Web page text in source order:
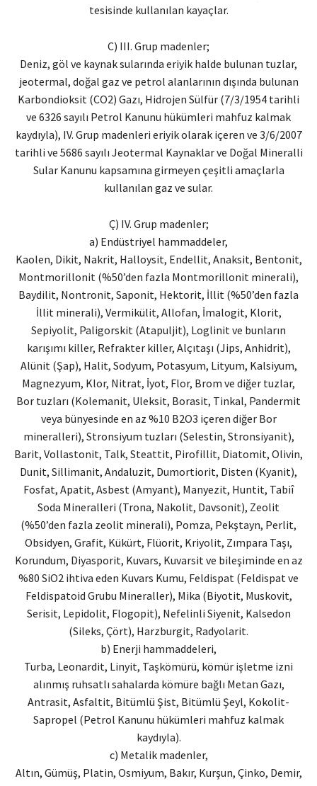
tesisinde kullanılan kayaçlar.
C) III. Grup madenler;
Deniz, göl ve kaynak sularında eriyik halde bulunan tuzlar,
jeotermal, doğal gaz ve petrol alanlarının dışında bulunan
Karbondioksit (CO2) Gazı, Hidrojen Sülfür (7/3/1954 tarihli
ve 6326 sayılı Petrol Kanunu hükümleri mahfuz kalmak
kaydıyla), IV. Grup madenleri eriyik olarak içeren ve 3/6/2007
tarihli ve 5686 sayılı Jeotermal Kaynaklar ve Doğal Mineralli
Sular Kanunu kapsamına girmeyen çeşitli amaçlarla
kullanılan gaz ve sular.
Ç) IV. Grup madenler;
a) Endüstriyel hammaddeler,
Kaolen, Dikit, Nakrit, Halloysit, Endellit, Anaksit, Bentonit,
Montmorillonit (%50’den fazla Montmorillonit minerali),
Baydilit, Nontronit, Saponit, Hektorit, İllit (%50’den fazla
İllit minerali), Vermikülit, Allofan, İmalogit, Klorit,
Sepiyolit, Paligorskit (Atapuljit), Loglinit ve bunların
karışımı killer, Refrakter killer, Alçıtaşı (Jips, Anhidrit),
Alünit (Şap), Halit, Sodyum, Potasyum, Lityum, Kalsiyum,
Magnezyum, Klor, Nitrat, İyot, Flor, Brom ve diğer tuzlar,
Bor tuzları (Kolemanit, Uleksit, Borasit, Tinkal, Pandermit
veya bünyesinde en az %10 B2O3 içeren diğer Bor
mineralleri), Stronsiyum tuzları (Selestin, Stronsiyanit),
Barit, Vollastonit, Talk, Steattit, Pirofillit, Diatomit, Olivin,
Dunit, Sillimanit, Andaluzit, Dumortiorit, Disten (Kyanit),
Fosfat, Apatit, Asbest (Amyant), Manyezit, Huntit, Tabiî
Soda Mineralleri (Trona, Nakolit, Davsonit), Zeolit
(%50’den fazla zeolit minerali), Pomza, Pekştayn, Perlit,
Obsidyen, Grafit, Kükürt, Flüorit, Kriyolit, Zımpara Taşı,
Korundum, Diyasporit, Kuvars, Kuvarsit ve bileşiminde en az
%80 SiO2 ihtiva eden Kuvars Kumu, Feldispat (Feldispat ve
Feldispatoid Grubu Mineraller), Mika (Biyotit, Muskovit,
Serisit, Lepidolit, Flogopit), Nefelinli Siyenit, Kalsedon
(Sileks, Çört), Harzburgit, Radyolarit.
b) Enerji hammaddeleri,
Turba, Leonardit, Linyit, Taşkömürü, kömür işletme izni
alınmış ruhsatlı sahalarda kömüre bağlı Metan Gazı,
Antrasit, Asfaltit, Bitümlü Şist, Bitümlü Şeyl, Kokolit-
Sapropel (Petrol Kanunu hükümleri mahfuz kalmak
kaydıyla).
c) Metalik madenler,
Altın, Gümüş, Platin, Osmiyum, Bakır, Kurşun, Çinko, Demir,